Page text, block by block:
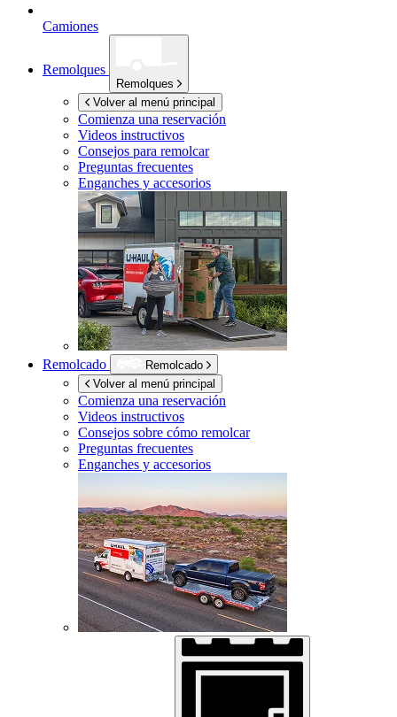
Camiones
Remolques
Remolques
Volver al menú principal
Comienza una reservación
Videos instructivos
Consejos para remolcar
Preguntas frecuentes
Enganches y accesorios
Remolcado
Remolcado
Volver al menú principal
Comienza una reservación
Videos instructivos
Consejos sobre cómo remolcar
Preguntas frecuentes
Enganches y accesorios